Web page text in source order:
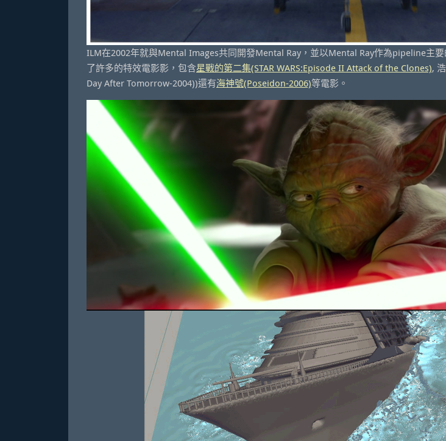
ILM在2002年就與Mental Images共同開發Mental Ray，並以Mental Ray作為pipeline主
了許多的特效電影影，包含星戰的第二集(STAR WARS:Episode II Attack of the Clones),
Day After Tomorrow-2004))還有海神號(Poseidon-2006)等電影。